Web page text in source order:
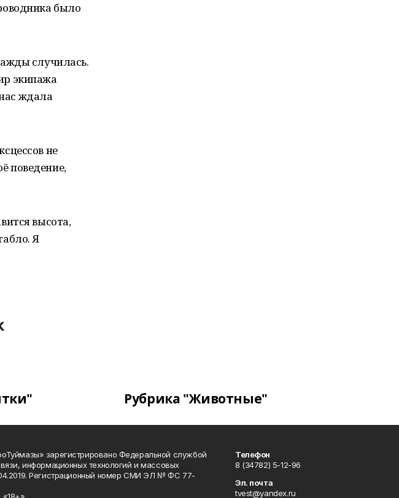
было
случилась.
экипажа
ждала
не
поведение,
высота,
Я
Рубрика "Животные"
зарегистрировано Федеральной службой
информационных технологий и массовых
Регистрационный номер СМИ ЭЛ № ФС 77-
Телефон
8 (34782) 5-12-96
Эл. почта
tvest@yandex.ru